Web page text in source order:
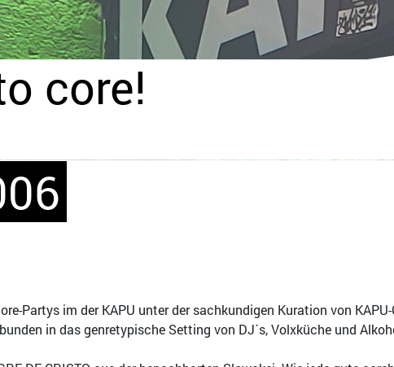
core!
Partys im der KAPU unter der sachkundigen Kuration von
in das genretypische Setting von DJ´s, Volxküche und